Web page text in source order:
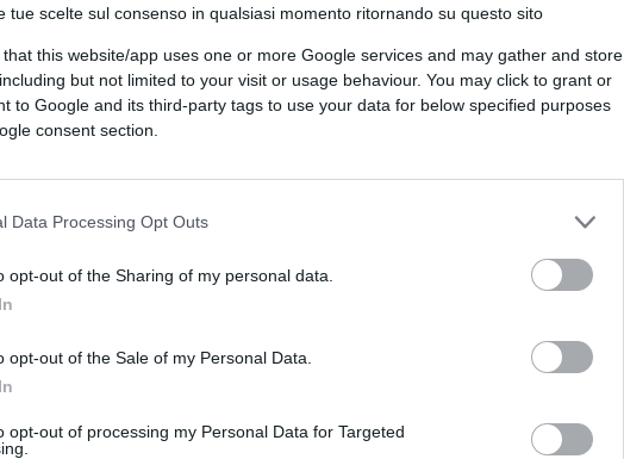
tue scelte sul consenso in qualsiasi momento ritornando su questo sito
that this website/app uses one or more Google services and may gather and store
but not limited to your visit or usage behaviour. You may click to grant or
to Google and its third-party tags to use your data for below specified purposes
consent section.
Data Processing Opt Outs
opt-out of the Sharing of my personal data.
opt-out of the Sale of my Personal Data.
opt-out of processing my Personal Data for Targeted